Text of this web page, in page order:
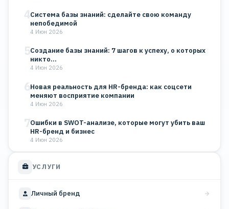
4Система базы знаний: сделайте свою команду
непобедимой
4 Июн 2026
5Создание базы знаний: 7 шагов к успеху, о которых
никто…
4 Июн 2026
6Новая реальность для HR-бренда: как соцсети
меняют восприятие компании
4 Июн 2026
7Ошибки в SWOT-анализе, которые могут убить ваш
HR-бренд и бизнес
4 Июн 2026
УСЛУГИ
Личный бренд